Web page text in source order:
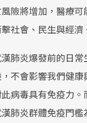
險將增加，醫療可
社會、民生與經濟
肺炎爆發前的日
不會影響我們健康
病毒具有免疫力
肺炎群體免疫門